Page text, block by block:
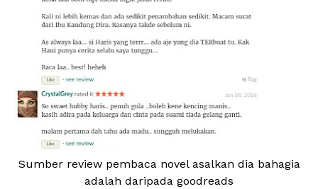
Sumber review pembaca novel asalkan dia bahagia
adalah daripada goodreads